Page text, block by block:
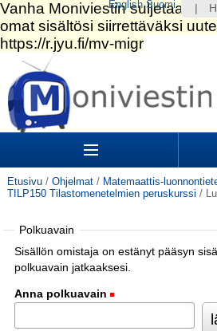
Siirry
sisältöön.
|
Siirry
navigointiin
Sections
Etusivu / Ohjelmat / Matemaattis-
TILP150 Tilastomenetelmien peruskurssi /
Polkuavain
Sisällön omistaja on estänyt pääsyn
polkuavain jatkaaksesi.
Anna polkuavain
English Suomi